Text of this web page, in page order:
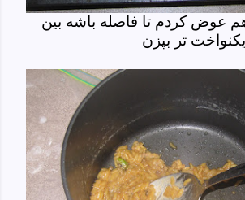
عوض کردم تا فاصله باشه بین
تر بپزن